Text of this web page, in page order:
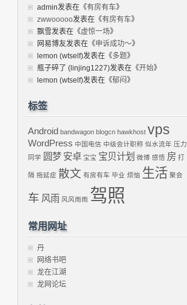
admin发表在《有房有车》
zwwooooo发表在《有房有车》
飘雪发表在《虚惊一场》
网易博友发表在《申诉成功～》
lemon (wtself)发表在《多题》
瓶子碎了 (linjing1227)发表在《开始》
lemon (wtself)发表在《郁闷》
标签
Android bandwagon blogcn hawkhost vps
WordPress 中国电信 中级会计职称 似水流年 压力
同学 圆梦 安卓 宝宝 宝贝计划 微博 感悟 房 打
隔 拖延症 散文 有房有车 毕业 烦恼 生活 聚会
车 风雨 风风雨雨 驾照
常用网址
丹
网络书吧
龙在江湖
龙网论坛